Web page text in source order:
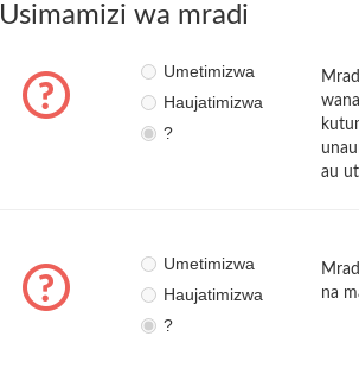
Usimamizi wa mradi
Umetimizwa
Haujatimizwa
?
au
Umetimizwa
Haujatimizwa
?
na